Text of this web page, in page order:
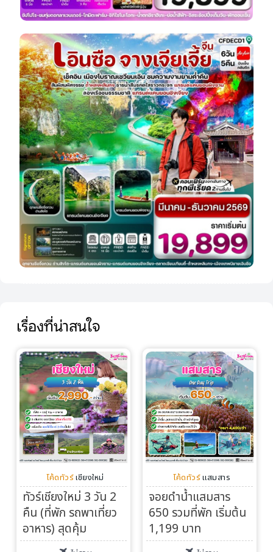
เรื่องที่น่าสนใจ
โค้ดทัวร์ เชียงใหม่
ทัวร์เชียงใหม่ 3 วัน 2
คืน (ที่พัก รถพาเที่ยว
อาหาร) สุดคุ้ม
โค้ดทัวร์ แสมสาร
จอยดำน้ำแสมสาร
650 รวมที่พัก เริ่มต้น
1,199 บาท